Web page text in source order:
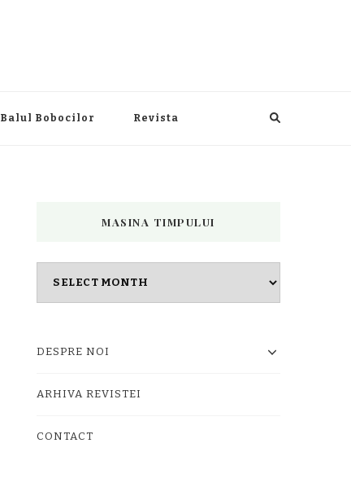
Balul Bobocilor Revista
MASINA TIMPULUI
DESPRE NOI
ARHIVA REVISTEI
CONTACT